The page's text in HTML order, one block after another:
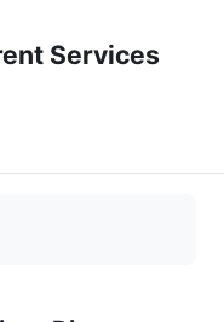
Services